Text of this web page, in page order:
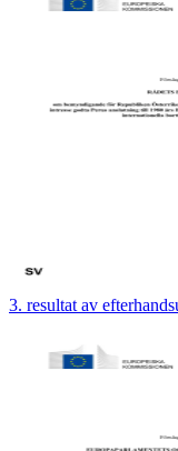
3. resultat av